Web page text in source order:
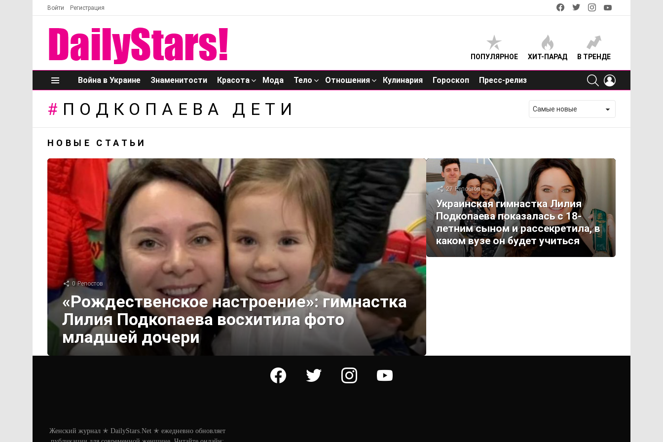
Войти Регистрация
facebooktwitterinstagram
ПОПУЛЯРНОЕ ХИТ-ПАРАД В ТРЕНДЕ
Меню
Война в Украине Знаменитости Красота Мода Тело Отношения Кулинария Гороскоп Пресс-релиз
SEARCH
ПОДКОПАЕВА ДЕТИ
НОВЫЕ СТАТЬИ
0 Репостов
«Рождественское настроение»: гимнастка
Лилия Подкопаева восхитила фото
младшей дочери
27 Репостов
Украинская гимнастка Лилия
Подкопаева показалась с 18-
летним сыном и рассекретила, в
каком вузе он будет учиться
facebook twitter instagram youtube
Женский журнал ✭ DailyStars.Net ✭ ежедневно обновляет